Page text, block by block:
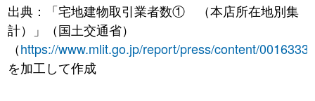
出典：「宅地建物取引業者数① （本店所在地別集
計）」（国土交通省）
（https://www.mlit.go.jp/report/press/content/
を加工して作成